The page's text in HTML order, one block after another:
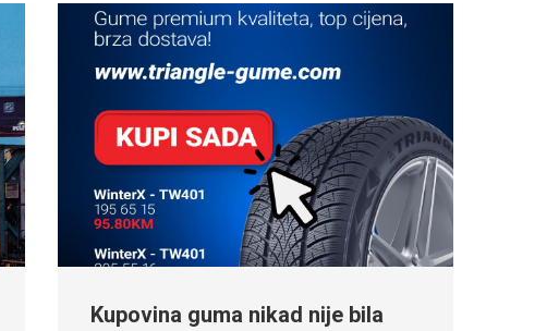
Kupovina guma nikad nije bila